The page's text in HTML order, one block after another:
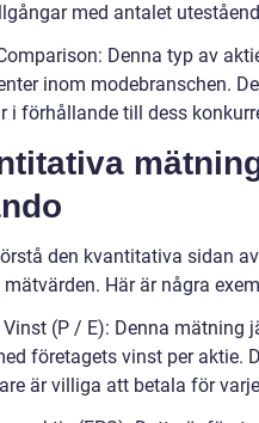
med antalet
Denna typ av
inom modebranschen.
i förhållande till dess
den kvantitativa sidan
Här är några
(P / E): Denna mätning
företagets vinst per aktie.
är villiga att betala för